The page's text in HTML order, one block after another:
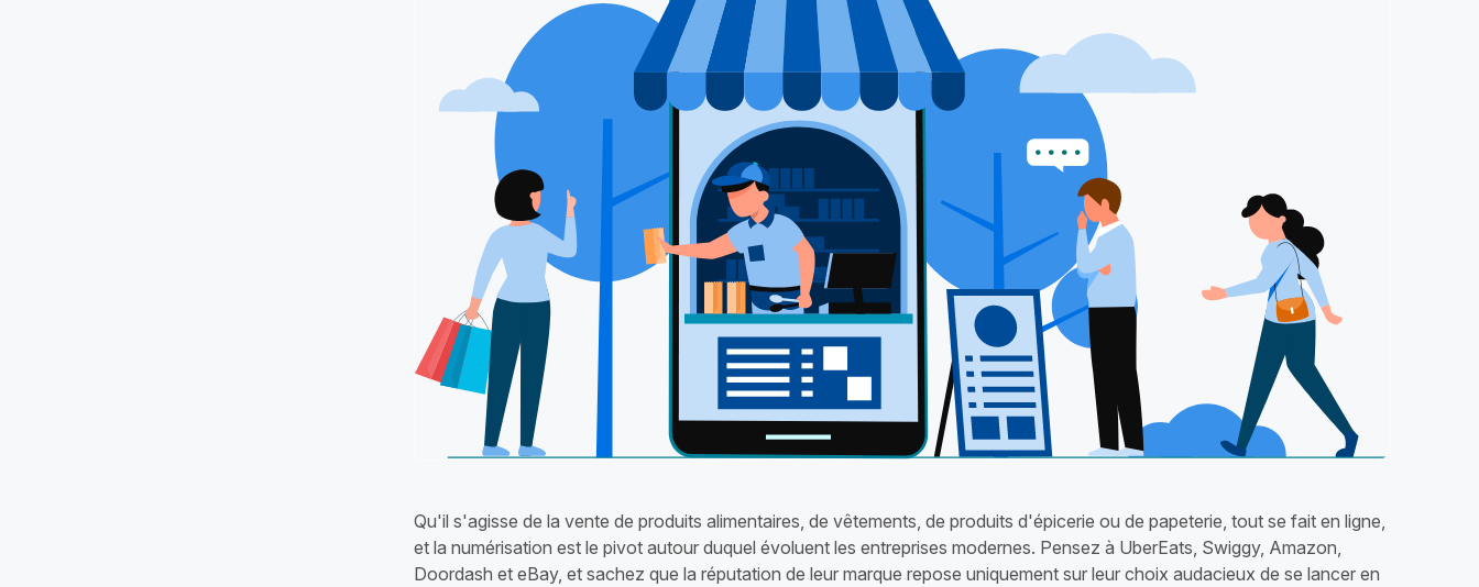
Qu'il s'agisse de la vente de produits alimentaires, de vêtements, de produits d'épicerie ou de papeterie, tout se fait en ligne,
et la numérisation est le pivot autour duquel évoluent les entreprises modernes. Pensez à UberEats, Swiggy, Amazon,
Doordash et eBay, et sachez que la réputation de leur marque repose uniquement sur leur choix audacieux de se lancer en